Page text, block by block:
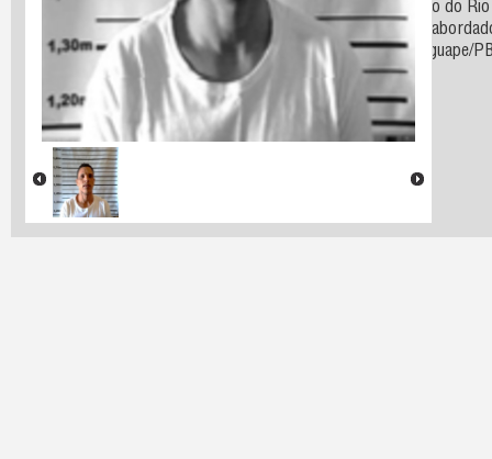
o estado do
que foi
Mamanguape/